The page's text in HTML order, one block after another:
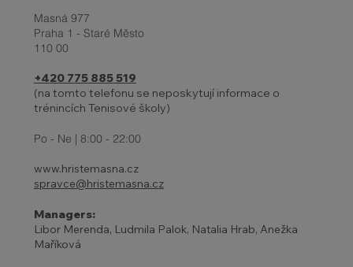
Masná 977
Praha 1 - Staré Město
110 00
+420 775 885 519
(na tomto telefonu se neposkytují informace o
trénincích Tenisové školy)
Po - Ne | 8:00 - 22:00
www.hristemasna.cz
spravce@hristemasna.cz
Managers:
Libor Merenda, Ludmila Palok, Natalia Hrab, Anežka
Maříková